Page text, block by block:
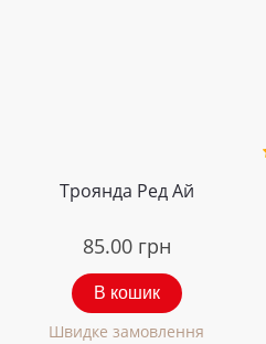
Троянда Ред Ай
85.00 грн
В кошик
Швидке замовлення